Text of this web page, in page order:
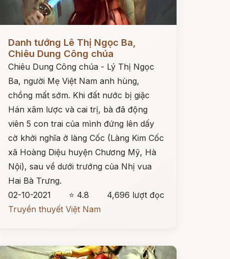
Danh tướng Lê Thị Ngọc Ba,
Chiêu Dung Công chúa
Chiêu Dung Công chúa - Lý Thị Ngọc
Ba, người Mẹ Việt Nam anh hùng,
chồng mất sớm. Khi đất nước bị giặc
Hán xâm lược và cai trị, bà đã động
viên 5 con trai của mình đứng lên dấy
cờ khởi nghĩa ở làng Cốc (Làng Kim Cốc
xã Hoàng Diệu huyện Chương Mỹ, Hà
Nội), sau về dưới trướng của Nhị vua
Hai Bà Trưng.
02-10-2021
⭐ 4.8
4,696 lượt đọc
Truyền thuyết Việt Nam